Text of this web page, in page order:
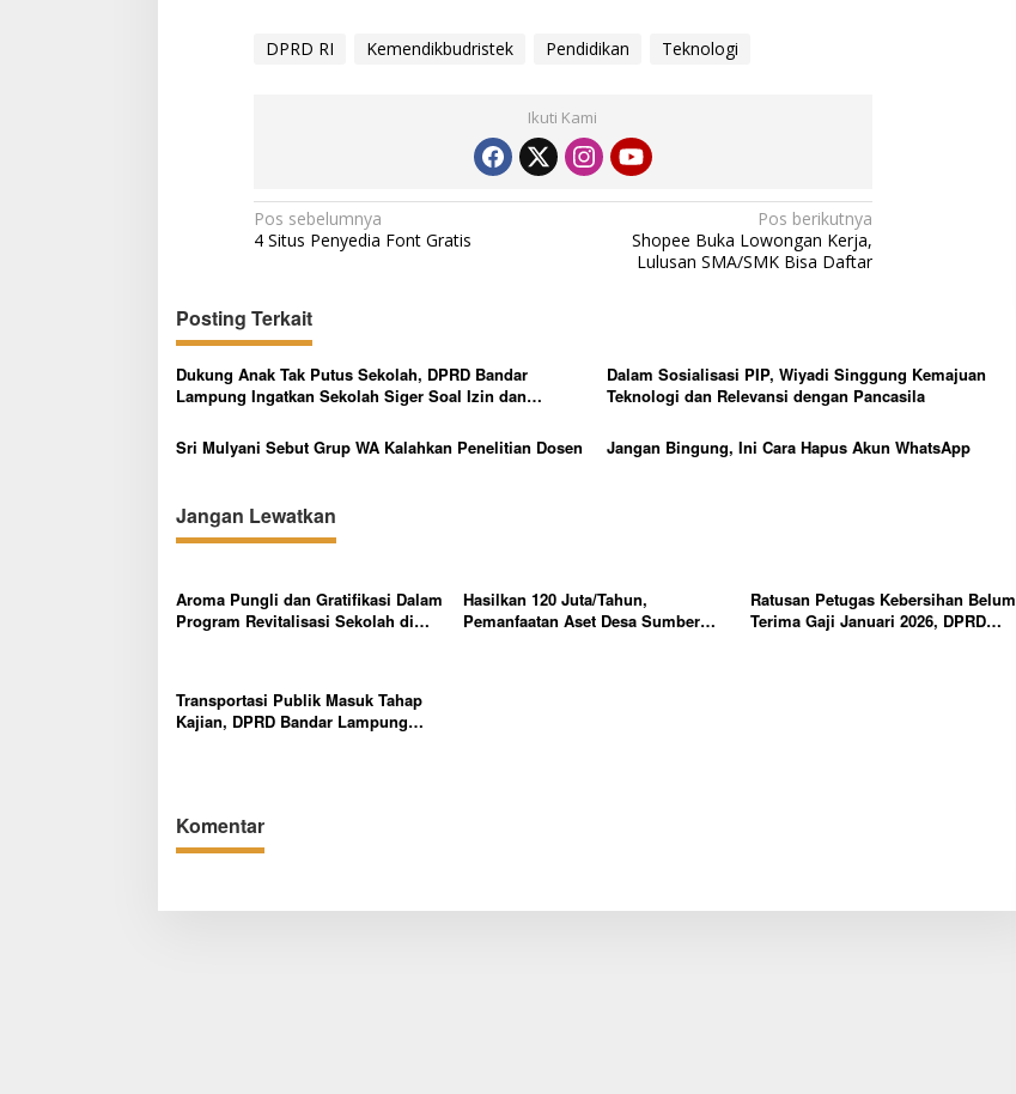
DPRD RI Kemendikbudristek Pendidikan Teknologi
Ikuti Kami
N
a
i
g
a
i
o
Pos sebelumnya
4 Situs Penyedia Font Gratis
Pos berikutnya
Shopee Buka Lowongan Kerja,
Lulusan SMA/SMK Bisa Daftar
Posting Terkait
Dukung Anak Tak Putus Sekolah, DPRD Bandar
Lampung Ingatkan Sekolah Siger Soal Izin dan
Dalam Sosialisasi PIP, Wiyadi Singgung Kemajuan
Teknologi dan Relevansi dengan Pancasila
Sri Mulyani Sebut Grup WA Kalahkan Penelitian Dosen Jangan Bingung, Ini Cara Hapus Akun WhatsApp
Jangan Lewatkan
Aroma Pungli dan Gratifikasi Dalam
Program Revitalisasi Sekolah di
Hasilkan 120 Juta/Tahun,
Pemanfaatan Aset Desa Sumber
Ratusan Petugas Kebersihan Belum
Terima Gaji Januari 2026, DPRD
Transportasi Publik Masuk Tahap
Kajian, DPRD Bandar Lampung
Komentar